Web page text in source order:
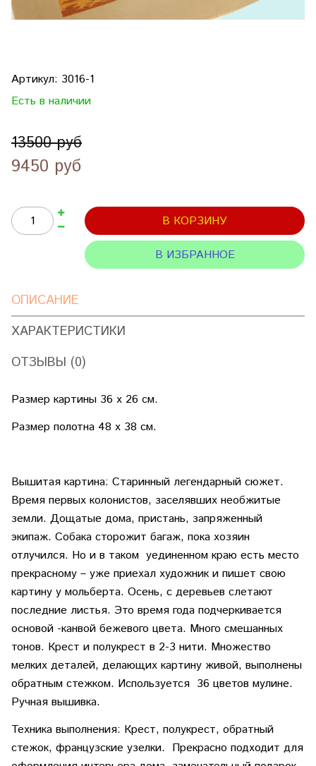
Артикул: 3016-1
Есть в наличии
13500 руб
9450 руб
В КОРЗИНУ
В ИЗБРАННОЕ
ОПИСАНИЕ
ХАРАКТЕРИСТИКИ
ОТЗЫВЫ (0)
Размер картины 36 х 26 см.
Размер полотна 48 х 38 см.
Вышитая картина: Старинный легендарный сюжет.
Время первых колонистов, заселявших необжитые
земли. Дощатые дома, пристань, запряженный
экипаж. Собака сторожит багаж, пока хозяин
отлучился. Но и в таком уединенном краю есть место
прекрасному – уже приехал художник и пишет свою
картину у мольберта. Осень, с деревьев слетают
последние листья. Это время года подчеркивается
основой -канвой бежевого цвета. Много смешанных
тонов. Крест и полукрест в 2-3 нити. Множество
мелких деталей, делающих картину живой, выполнены
обратным стежком. Используется 36 цветов мулине.
Ручная вышивка.
Техника выполнения: Крест, полукрест, обратный
стежок, французские узелки. Прекрасно подходит для